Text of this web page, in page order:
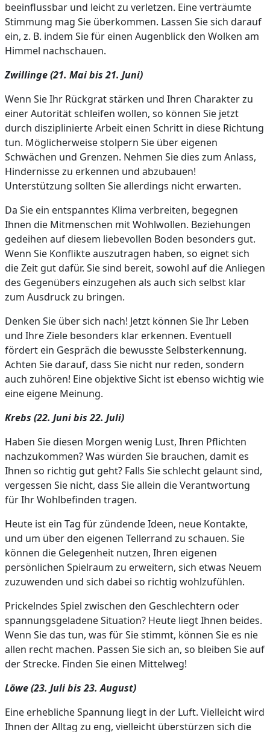
beeinflussbar und leicht zu verletzen. Eine verträumte
Stimmung mag Sie überkommen. Lassen Sie sich darauf
ein, z. B. indem Sie für einen Augenblick den Wolken am
Himmel nachschauen.
Zwillinge (21. Mai bis 21. Juni)
Wenn Sie Ihr Rückgrat stärken und Ihren Charakter zu
einer Autorität schleifen wollen, so können Sie jetzt
durch disziplinierte Arbeit einen Schritt in diese Richtung
tun. Möglicherweise stolpern Sie über eigenen
Schwächen und Grenzen. Nehmen Sie dies zum Anlass,
Hindernisse zu erkennen und abzubauen!
Unterstützung sollten Sie allerdings nicht erwarten.
Da Sie ein entspanntes Klima verbreiten, begegnen
Ihnen die Mitmenschen mit Wohlwollen. Beziehungen
gedeihen auf diesem liebevollen Boden besonders gut.
Wenn Sie Konflikte auszutragen haben, so eignet sich
die Zeit gut dafür. Sie sind bereit, sowohl auf die Anliegen
des Gegenübers einzugehen als auch sich selbst klar
zum Ausdruck zu bringen.
Denken Sie über sich nach! Jetzt können Sie Ihr Leben
und Ihre Ziele besonders klar erkennen. Eventuell
fördert ein Gespräch die bewusste Selbsterkennung.
Achten Sie darauf, dass Sie nicht nur reden, sondern
auch zuhören! Eine objektive Sicht ist ebenso wichtig wie
eine eigene Meinung.
Krebs (22. Juni bis 22. Juli)
Haben Sie diesen Morgen wenig Lust, Ihren Pflichten
nachzukommen? Was würden Sie brauchen, damit es
Ihnen so richtig gut geht? Falls Sie schlecht gelaunt sind,
vergessen Sie nicht, dass Sie allein die Verantwortung
für Ihr Wohlbefinden tragen.
Heute ist ein Tag für zündende Ideen, neue Kontakte,
und um über den eigenen Tellerrand zu schauen. Sie
können die Gelegenheit nutzen, Ihren eigenen
persönlichen Spielraum zu erweitern, sich etwas Neuem
zuzuwenden und sich dabei so richtig wohlzufühlen.
Prickelndes Spiel zwischen den Geschlechtern oder
spannungsgeladene Situation? Heute liegt Ihnen beides.
Wenn Sie das tun, was für Sie stimmt, können Sie es nie
allen recht machen. Passen Sie sich an, so bleiben Sie auf
der Strecke. Finden Sie einen Mittelweg!
Löwe (23. Juli bis 23. August)
Eine erhebliche Spannung liegt in der Luft. Vielleicht wird
Ihnen der Alltag zu eng, vielleicht überstürzen sich die